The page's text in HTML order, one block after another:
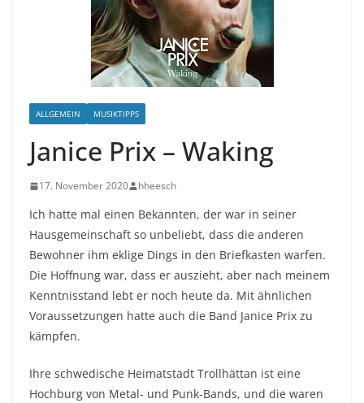
ALLGEMEIN MUSIKTIPPS
Janice Prix – Waking
17. November 2020 hheesch
Ich hatte mal einen Bekannten, der war in seiner
Hausgemeinschaft so unbeliebt, dass die anderen
Bewohner ihm eklige Dings in den Briefkasten warfen.
Die Hoffnung war, dass er auszieht, aber nach meinem
Kenntnisstand lebt er noch heute da. Mit ähnlichen
Voraussetzungen hatte auch die Band Janice Prix zu
kämpfen.
Ihre schwedische Heimatstadt Trollhättan ist eine
Hochburg von Metal- und Punk-Bands, und die waren